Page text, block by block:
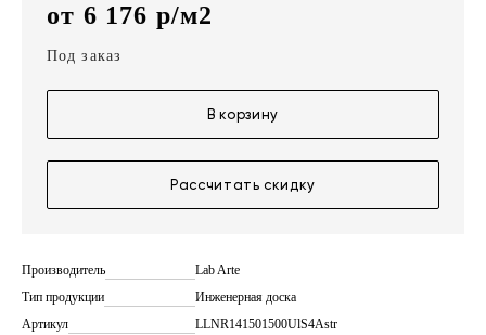
от 6 176 р/м2
Под заказ
В корзину
Рассчитать скидку
Производитель
Lab Arte
Тип продукции
Инженерная доска
Артикул
LLNR141501500UlS4Astr